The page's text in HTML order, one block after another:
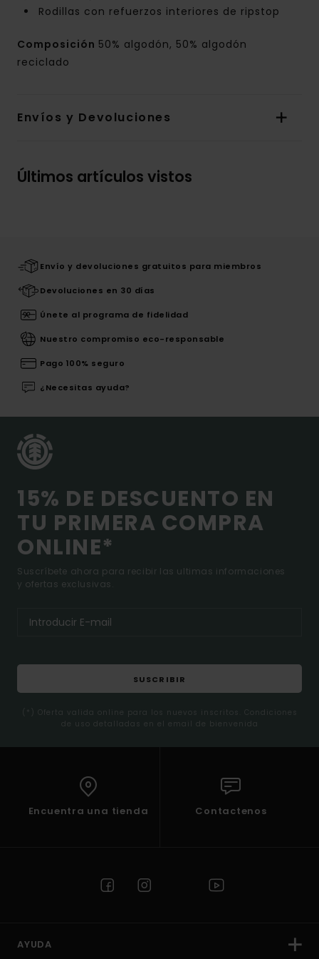
Rodillas con refuerzos interiores de ripstop
Composición 50% algodón, 50% algodón
reciclado
Envíos y Devoluciones
Últimos artículos vistos
Envío y devoluciones gratuitos para miembros
Devoluciones en 30 días
Únete al programa de fidelidad
Nuestro compromiso eco-responsable
Pago 100% seguro
¿Necesitas ayuda?
15% DE DESCUENTO EN
TU PRIMERA COMPRA
ONLINE*
Suscríbete ahora para recibir las ultimas informaciones
y ofertas exclusivas.
SUSCRIBIR
(*) Oferta valida online para los nuevos inscritos. Condiciones
de uso detalladas en el email de bienvenida
Encuentra una tienda Contactenos
AYUDA